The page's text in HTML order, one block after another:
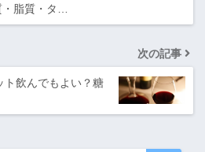
脂質・タ…
次の記事
ト飲んでもよい？糖